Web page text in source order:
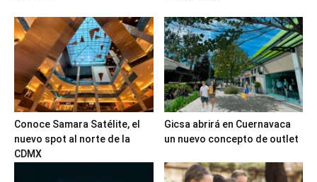
Conoce Samara Satélite, el
nuevo spot al norte de la
CDMX
Gicsa abrirá en Cuernavaca
un nuevo concepto de outlet